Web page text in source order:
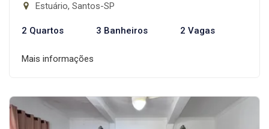
Estuário, Santos-SP
2 Quartos 3 Banheiros 2 Vagas
Mais informações